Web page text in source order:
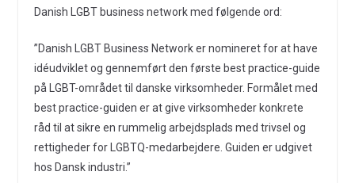
Danish LGBT business network med følgende ord:
”Danish LGBT Business Network er nomineret for at have
idéudviklet og gennemført den første best practice-guide
på LGBT-området til danske virksomheder. Formålet med
best practice-guiden er at give virksomheder konkrete
råd til at sikre en rummelig arbejdsplads med trivsel og
rettigheder for LGBTQ-medarbejdere. Guiden er udgivet
hos Dansk industri.”